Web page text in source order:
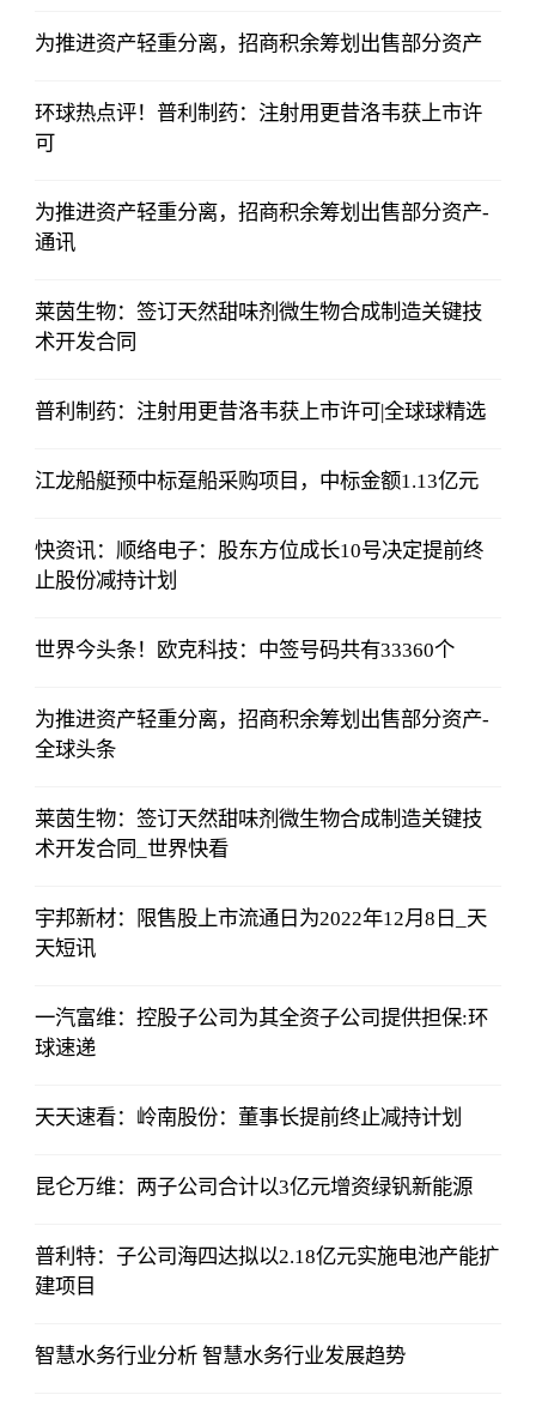
为推进资产轻重分离，招商积余筹划出售部分资产
环球热点评！普利制药：注射用更昔洛韦获上市许
可
为推进资产轻重分离，招商积余筹划出售部分资产-
通讯
莱茵生物：签订天然甜味剂微生物合成制造关键技
术开发合同
普利制药：注射用更昔洛韦获上市许可|全球球精选
江龙船艇预中标趸船采购项目，中标金额1.13亿元
快资讯：顺络电子：股东方位成长10号决定提前终
止股份减持计划
世界今头条！欧克科技：中签号码共有33360个
为推进资产轻重分离，招商积余筹划出售部分资产-
全球头条
莱茵生物：签订天然甜味剂微生物合成制造关键技
术开发合同_世界快看
宇邦新材：限售股上市流通日为2022年12月8日_天
天短讯
一汽富维：控股子公司为其全资子公司提供担保:环
球速递
天天速看：岭南股份：董事长提前终止减持计划
昆仑万维：两子公司合计以3亿元增资绿钒新能源
普利特：子公司海四达拟以2.18亿元实施电池产能扩
建项目
智慧水务行业分析 智慧水务行业发展趋势